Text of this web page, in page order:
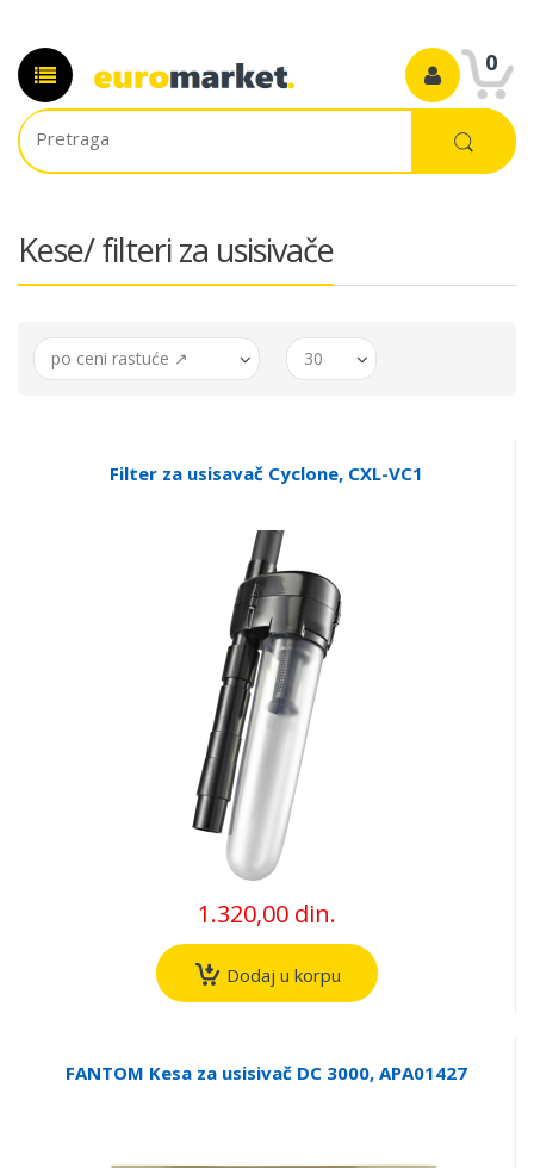
0
Kese/ filteri za usisivače
po ceni rastuće ↗ 30
Filter za usisavač Cyclone, CXL-VC1
1.320,00 din.
Dodaj u korpu
FANTOM Kesa za usisivač DC 3000, APA01427